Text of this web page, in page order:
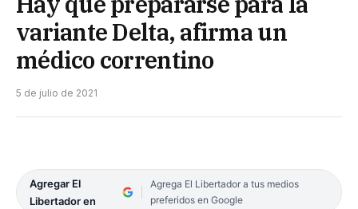
variante Delta, afirma un
médico correntino
5 de julio de 2021
Agregar El
Libertador en
Agrega El Libertador a tus medios
preferidos en Google